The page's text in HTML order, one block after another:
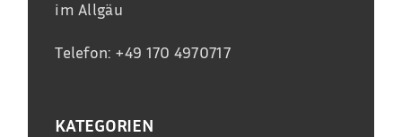
im Allgäu
Telefon: +49 170 4970717
KATEGORIEN